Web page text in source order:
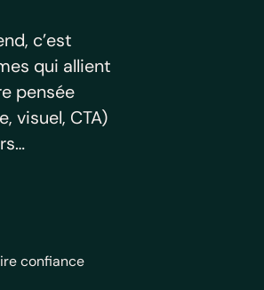
c’est
qui allient
pensée
visuel, CTA)
confiance